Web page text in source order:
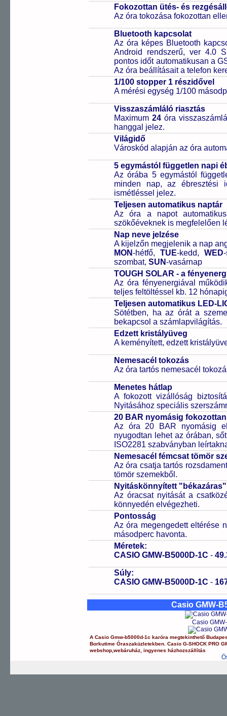
Fokozottan ütés- és
Az óra tokozása fokozottan
Bluetooth kapcsolat
Az óra képes Bluetooth
Android rendszerű, ver 4.0
pontos időt automatikusan a
Az óra beállításait a telefon
1/100 stopper 1 részidővel
A mérési egység 1/100
Visszaszámláló riasztás
Maximum24 óra
hanggal jelez.
Világidő
Városkód alapján az óra
5 egymástól független napi
Az órába 5 egymástól
minden nap, az ébresztési
ismétléssel jelez.
Teljesen automatikus naptár
Az óra a napot
szökőéveknek is megfelelően
Nap neve jelzése
A kijelzőn megjelenik a nap
MON-hétfő, TUE-kedd, WED
szombat, SUN-vasárnap
TOUGH SOLAR - a
Az óra fényenergiával
teljes feltöltéssel kb. 12
Teljesen automatikus LED-
Sötétben, ha az órát a
bekapcsol a számlapvilágítás.
Edzett kristályüveg
A keményített, edzett
Nemesacél tokozás
Az óra tartós nemesacél
Menetes hátlap
A fokozott vizállóság
Nyitásához speciális
20 BAR nyomásig
Az óra 20 BAR nyomásig
nyugodtan lehet az órában,
ISO2281 szabványban
Nemesacél fémcsat tömör
Az óra csatja tartós
tömör szemekből.
Nyitáskönnyített
Az óracsat nyitását a
könnyedén elvégezheti.
Pontosság
Az óra megengedett eltérése
másodperc havonta.
Méretek:
CASIO GMW-B5000D-1C -
Súly:
CASIO GMW-B5000D-1C -
Casio GMW-
Casio
ACasio Gmw-b5000d-1c karóra megtekinthető
Borkutime Óraszaküzletekben.Casio G-SHOCK PRO
webshop ,webáruház ,ingyenes házhozszállítás